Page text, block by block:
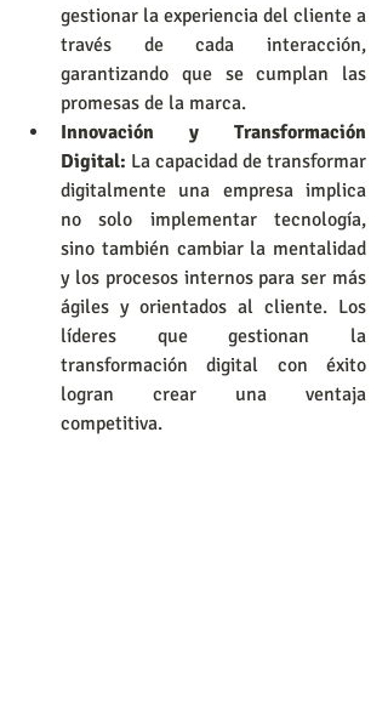
gestionar la experiencia del cliente a
través de cada interacción,
garantizando que se cumplan las
promesas de la marca.
Innovación y Transformación
Digital: La capacidad de transformar
digitalmente una empresa implica
no solo implementar tecnología,
sino también cambiar la mentalidad
y los procesos internos para ser más
ágiles y orientados al cliente. Los
líderes que gestionan la
transformación digital con éxito
logran crear una ventaja
competitiva.